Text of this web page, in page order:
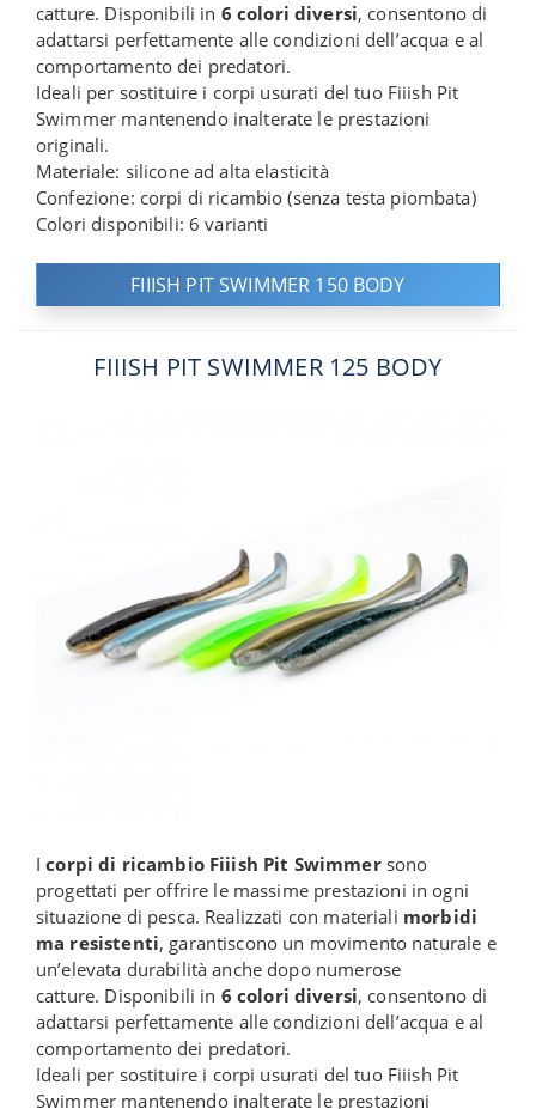
catture. Disponibili in 6 colori diversi, consentono di
adattarsi perfettamente alle condizioni dell’acqua e al
comportamento dei predatori.
Ideali per sostituire i corpi usurati del tuo Fiiish Pit
Swimmer mantenendo inalterate le prestazioni
originali.
Materiale: silicone ad alta elasticità
Confezione: corpi di ricambio (senza testa piombata)
Colori disponibili: 6 varianti
FIIISH PIT SWIMMER 150 BODY
FIIISH PIT SWIMMER 125 BODY
Icorpi di ricambio Fiiish Pit Swimmersono
progettati per offrire le massime prestazioni in ogni
situazione di pesca. Realizzati con materiali morbidi
ma resistenti, garantiscono un movimento naturale e
un’elevata durabilità anche dopo numerose
catture. Disponibili in 6 colori diversi, consentono di
adattarsi perfettamente alle condizioni dell’acqua e al
comportamento dei predatori.
Ideali per sostituire i corpi usurati del tuo Fiiish Pit
Swimmer mantenendo inalterate le prestazioni